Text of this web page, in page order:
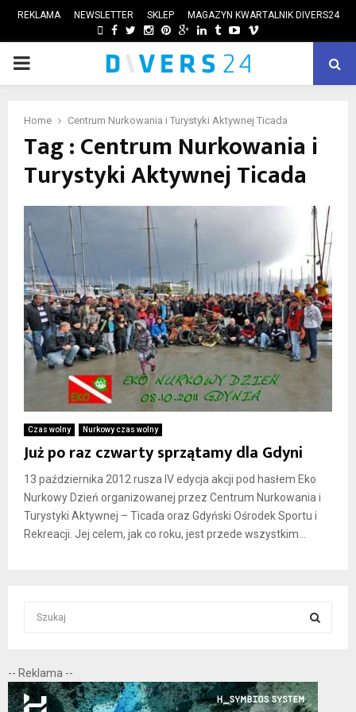
REKLAMA NEWSLETTER SKLEP MAGAZYN KWARTALNIK DIVERS24
FACEBOOK
TWITTER
INSTAGRAM
PINTEREST
GOOGLE
LINKEDIN
TUMBLRYOUTUBE
VIMEO
PRIMARY
Home Centrum Nurkowania i Turystyki Aktywnej Ticada
Tag : Centrum Nurkowania i
Turystyki Aktywnej Ticada
Czas wolny Nurkowy czas wolny
Już po raz czwarty sprzątamy dla Gdyni
13 października 2012 rusza IV edycja akcji pod hasłem Eko
Nurkowy Dzień organizowanej przez Centrum Nurkowania i
Turystyki Aktywnej – Ticada oraz Gdyński Ośrodek Sportu i
Rekreacji. Jej celem, jak co roku, jest przede wszystkim...
c
h
f
E
-- Reklama --